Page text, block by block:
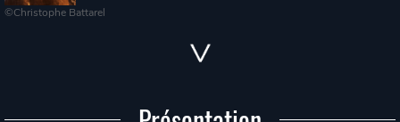
©Christophe Battarel